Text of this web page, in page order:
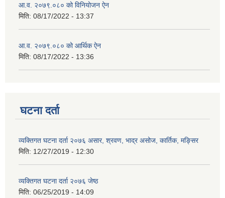
आ.व. २०७९.०८० को विनियोजन ऐन
मिति: 08/17/2022 - 13:37
आ.व. २०७९.०८० को आर्थिक ऐन
मिति: 08/17/2022 - 13:36
घटना दर्ता
व्यक्तिगत घटना दर्ता २०७६ असार, श्रवण, भाद्र असोज, कार्तिक, मङ्सिर
मिति: 12/27/2019 - 12:30
व्यक्तिगत घटना दर्ता २०७६ जेष्ठ
मिति: 06/25/2019 - 14:09